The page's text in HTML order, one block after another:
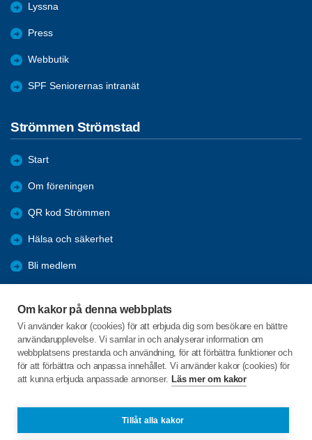
Om kakor på denna webbplats
Vi använder kakor (cookies) för att erbjuda dig som besökare en bättre
användarupplevelse. Vi samlar in och analyserar information om
webbplatsens prestanda och användning, för att förbättra funktioner och
för att förbättra och anpassa innehållet. Vi använder kakor (cookies) för
att kunna erbjuda anpassade annonser. Läs mer om kakor
Tillåt alla kakor
Lyssna
Press
Webbutik
SPF Seniorernas intranät
Strömmen Strömstad
Start
Om föreningen
QR kod Strömmen
Hälsa och säkerhet
Bli medlem
Kommande resor
Arkiv
C/o:Stanley Lysell